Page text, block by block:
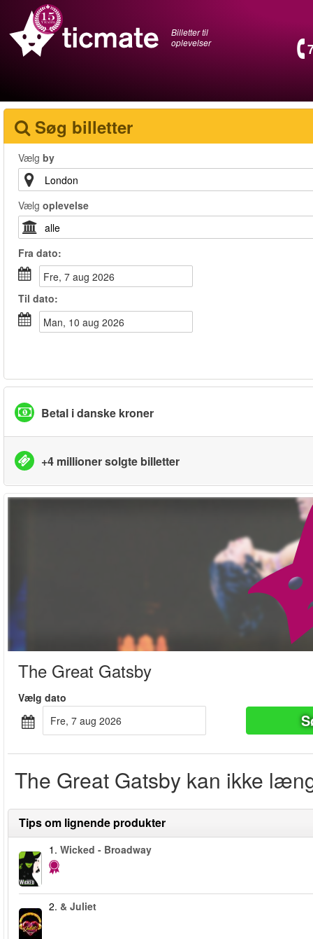
Billetter til
oplevelser
Søg billetter
Vælg by
Vælg oplevelse
Fra dato:
fre, 7 aug 2026
Til dato:
man, 10 aug 2026
Betal i danske kroner
+4 millioner solgte billetter
The Great Gatsby
Vælg dato
fre, 7 aug 2026
The Great Gatsby kan ikke
Tips om lignende produkter
1. Wicked - Broadway
2. & Juliet